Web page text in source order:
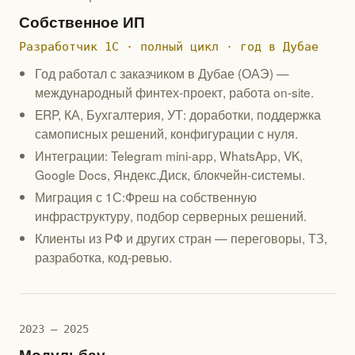
Собственное ИП
Разработчик 1С · полный цикл · год в Дубае
Год работал с заказчиком в Дубае (ОАЭ) —
международный финтех-проект, работа on-site.
ERP, КА, Бухгалтерия, УТ: доработки, поддержка
самописных решений, конфигурации с нуля.
Интеграции: Telegram mini-app, WhatsApp, VK,
Google Docs, Яндекс.Диск, блокчейн-системы.
Миграция с 1С:Фреш на собственную
инфраструктуру, подбор серверных решений.
Клиенты из РФ и других стран — переговоры, ТЗ,
разработка, код-ревью.
2023 — 2025